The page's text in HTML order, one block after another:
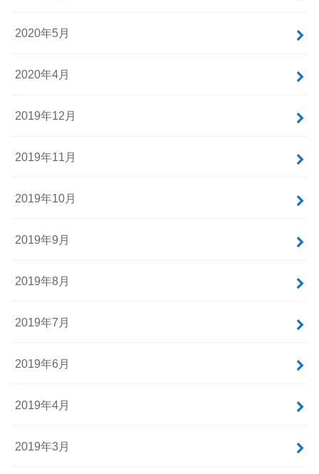
2020年5月
2020年4月
2019年12月
2019年11月
2019年10月
2019年9月
2019年8月
2019年7月
2019年6月
2019年4月
2019年3月